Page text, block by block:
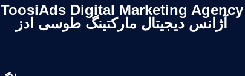
ToosiAds Digital Marketing Agency
آژانس دیجیتال مارکتینگ طوسی ادز